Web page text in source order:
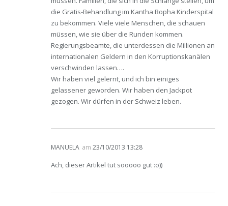
die Gratis-Behandlung im Kantha Bopha Kinderspital
zu bekommen. Viele viele Menschen, die schauen
müssen, wie sie über die Runden kommen.
Regierungsbeamte, die unterdessen die Millionen an
internationalen Geldern in den Korruptionskanälen
verschwinden lassen….
Wir haben viel gelernt, und ich bin einiges
gelassener geworden. Wir haben den Jackpot
gezogen. Wir dürfen in der Schweiz leben.
MANUELA am 23/10/2013 13:28
Ach, dieser Artikel tut sooooo gut :o))